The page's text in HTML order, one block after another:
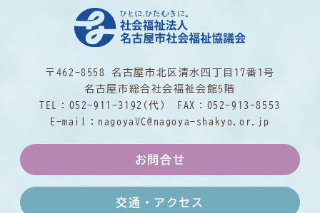
〒462-8558 名古屋市北区清水四丁目17番1号
名古屋市総合社会福祉会館5階
TEL： 052-911-3192 (代) FAX：052-913-8553
E-mail： nagoyaVC@nagoya-shakyo.or.jp
お問合せ
交通・アクセス